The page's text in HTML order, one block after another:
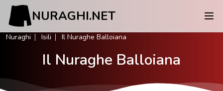
NURAGHI.NET
Nuraghi Isili Il Nuraghe Balloiana
Il Nuraghe Balloiana